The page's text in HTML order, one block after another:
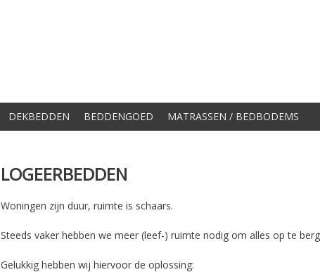
DEKBEDDEN BEDDENGOED MATRASSEN / BEDBODEMS
LOGEERBEDDEN
Woningen zijn duur, ruimte is schaars.
Steeds vaker hebben we meer (leef-) ruimte nodig om alles op te
Gelukkig hebben wij hiervoor de oplossing: